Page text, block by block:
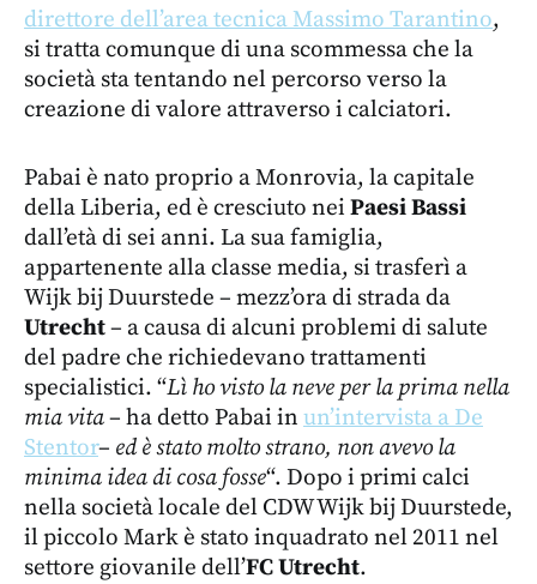
direttore dell’area tecnica Massimo Tarantino,
si tratta comunque di una scommessa che la
società sta tentando nel percorso verso la
creazione di valore attraverso i calciatori.
Pabai è nato proprio a Monrovia, la capitale
della Liberia, ed è cresciuto nei Paesi Bassi
dall’età di sei anni. La sua famiglia,
appartenente alla classe media, si trasferì a
Wijk bij Duurstede – mezz’ora di strada da
Utrecht– a causa di alcuni problemi di salute
del padre che richiedevano trattamenti
specialistici. “Lì ho visto la neve per la prima nella
mia vita– ha detto Pabai in un’intervista a De
Stentor– ed è stato molto strano, non avevo la
minima idea di cosa fosse“. Dopo i primi calci
nella società locale del CDW Wijk bij Duurstede,
il piccolo Mark è stato inquadrato nel 2011 nel
settore giovanile dell’FC Utrecht.